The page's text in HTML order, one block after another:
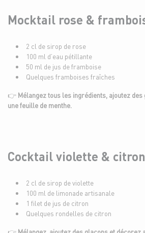
Mocktail rose &
2 cl de sirop de rose
100 ml d’eau pétillante
50 ml de jus de framboise
Quelques framboises fraîches
👉 Mélangez tous les ingrédients, ajoutez
une feuille de menthe.
Cocktail violette &
2 cl de sirop de violette
100 ml de limonade artisanale
1 filet de jus de citron
Quelques rondelles de citron